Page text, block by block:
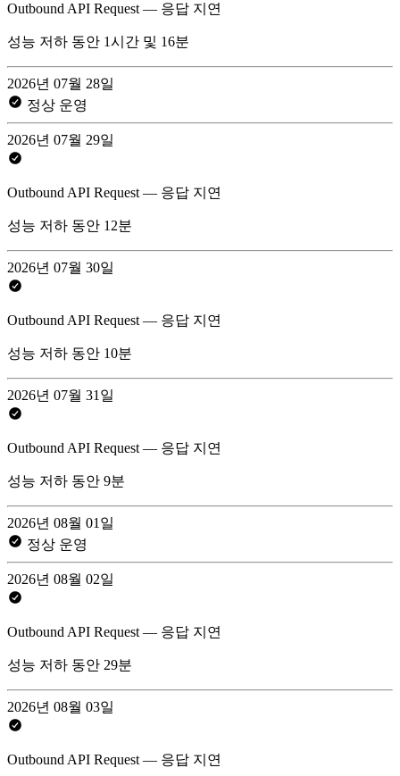
Outbound API Request — 응답 지연
성능 저하 동안 1시간 및 16분
2026년 07월 28일
정상 운영
2026년 07월 29일
Outbound API Request — 응답 지연
성능 저하 동안 12분
2026년 07월 30일
Outbound API Request — 응답 지연
성능 저하 동안 10분
2026년 07월 31일
Outbound API Request — 응답 지연
성능 저하 동안 9분
2026년 08월 01일
정상 운영
2026년 08월 02일
Outbound API Request — 응답 지연
성능 저하 동안 29분
2026년 08월 03일
Outbound API Request — 응답 지연